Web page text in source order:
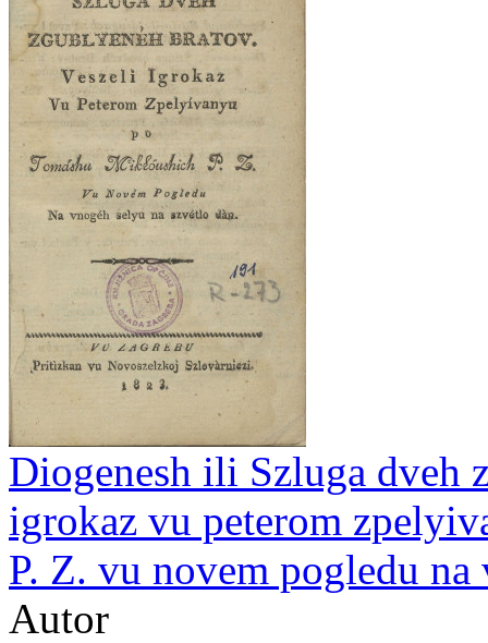
Diogenesh ili Szluga dveh
igrokaz vu peterom
P. Z. vu novem pogledu
Autor